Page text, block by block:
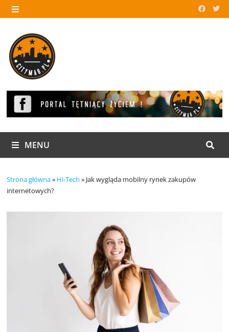
Skip
to
MENU
MENU
Strona główna» Hi-Tech » Jak wygląda mobilny rynek zakupów
internetowych?